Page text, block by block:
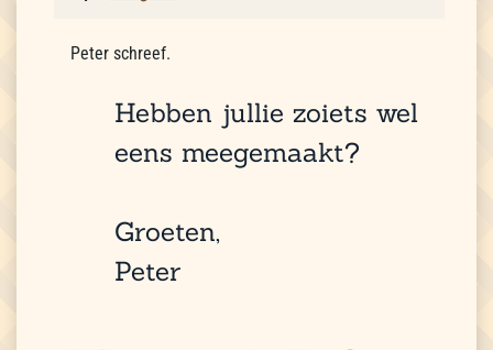
Peter schreef.
Hebben jullie zoiets wel
eens meegemaakt?
Groeten,
Peter